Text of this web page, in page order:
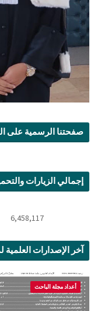
صفحتنا الرسمية على
إجمالي الزيارات
6,458,117
آخر الإصدارات
أعداد مجلة الباحث